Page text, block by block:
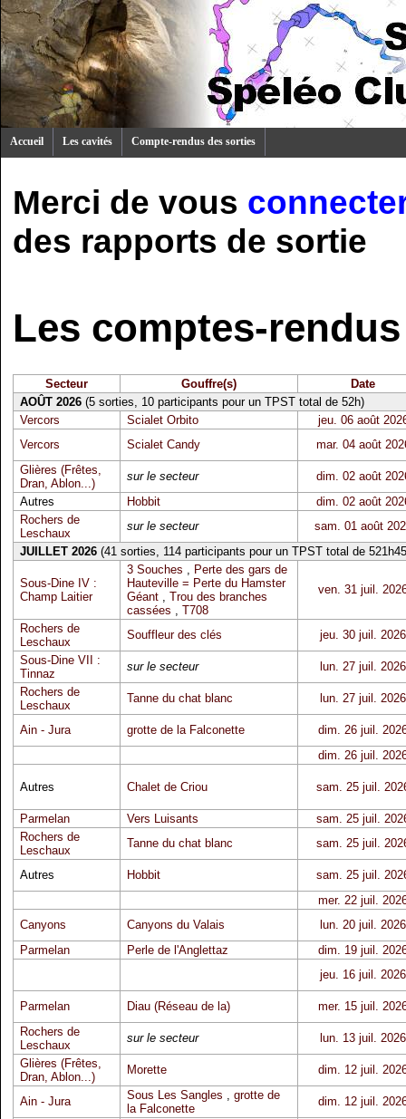
Accueil Les cavités Compte-rendus des sorties
Merci de vous
des rapports de sortie
Les comptes-
Secteur Gouffre(s)
Date
AOÛT 2026(5 sorties, 10 participants pour un TPST total de 52h)
Vercors
Scialet Orbito
jeu. 06 août
Vercors
Scialet Candy
mar. 04 août
Glières (Frêtes,
Dran, Ablon...)
sur le secteur
dim. 02 août
Autres
Hobbit
dim. 02 août
Rochers de
Leschaux
sur le secteur
sam. 01 août
JUILLET 2026(41 sorties, 114 participants pour un TPST total de
Sous-Dine IV :
Champ Laitier
3 Souches , Perte des gars de
Hauteville = Perte du Hamster
Géant, Trou des branches
cassées , T708
ven. 31 juil.
Rochers de
Leschaux
Souffleur des clés
jeu. 30 juil. 2026
Sous-Dine VII :
Tinnaz
sur le secteur
lun. 27 juil. 2026
Rochers de
Leschaux
Tanne du chat blanc lun. 27 juil. 2026
Ain - Jura grotte de la Falconette
dim. 26 juil.
dim. 26 juil.
Autres Chalet de Criou sam. 25 juil.
Parmelan Vers Luisants
sam. 25 juil.
Rochers de
Leschaux
Tanne du chat blanc sam. 25 juil.
Autres Hobbit
sam. 25 juil.
mer. 22 juil.
Canyons
Canyons du Valais
lun. 20 juil. 2026
Parmelan
Perle de l'Anglettaz
dim. 19 juil.
jeu. 16 juil. 2026
Parmelan Diau (Réseau de la)
mer. 15 juil.
Rochers de
Leschaux
sur le secteur
lun. 13 juil. 2026
Glières (Frêtes,
Dran, Ablon...)
Morette dim. 12 juil.
Ain - Jura Sous Les Sangles , grotte de
la Falconette
dim. 12 juil.